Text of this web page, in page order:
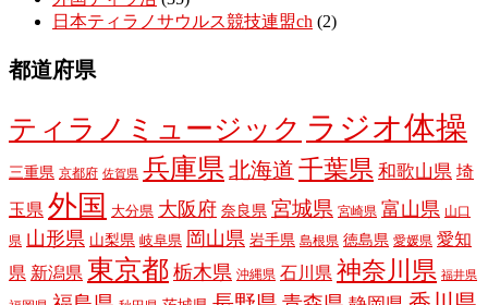
日本ティラノサウルス競技連盟ch (2)
都道府県
ティラノミュージック ラジオ体操
三重県 京都府 佐賀県 兵庫県 北海道 千葉県 和歌山県 埼
玉県 外国 大分県 大阪府 奈良県 宮城県 宮崎県 富山県 山口
県 山形県 山梨県 岐阜県 岡山県 岩手県 島根県 徳島県 愛媛県 愛知
県 新潟県 東京都 栃木県 沖縄県 石川県 神奈川県 福井県